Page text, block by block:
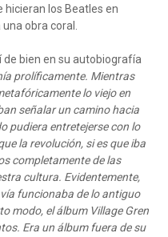
hicieran los Beatles en
obra coral.
de bien en su autobiografía
prolíficamente. Mientras
lo viejo en
señalar un camino hacia
pudiera entretejerse con lo
la revolución, si es que iba
completamente de las
cultura. Evidentemente,
funcionaba de lo antiguo
modo, el álbum Village Gren
Era un álbum fuera de su